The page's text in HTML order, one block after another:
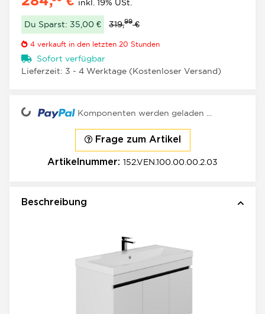
inkl. 19% USt.
Du Sparst: 35,00 € 319,99€
4 verkauft in den letzten 20 Stunden
Sofort verfügbar
Lieferzeit: 3 - 4 Werktage (Kostenloser Versand)
Komponenten werden geladen ...
Frage zum Artikel
Artikelnummer: 152.VEN.100.00.00.2.03
Beschreibung